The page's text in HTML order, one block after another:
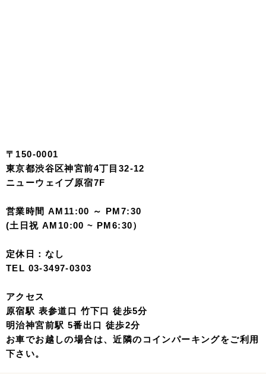
〒150-0001
東京都渋谷区神宮前4丁目32-12
ニューウェイブ原宿7F
営業時間 AM11:00 ～ PM7:30
(土日祝 AM10:00 ~ PM6:30）
定休日：なし
TEL 03-3497-0303
アクセス
原宿駅 表参道口 竹下口 徒歩5分
明治神宮前駅 5番出口 徒歩2分
お車でお越しの場合は、近隣のコインパーキングをご利用
下さい。